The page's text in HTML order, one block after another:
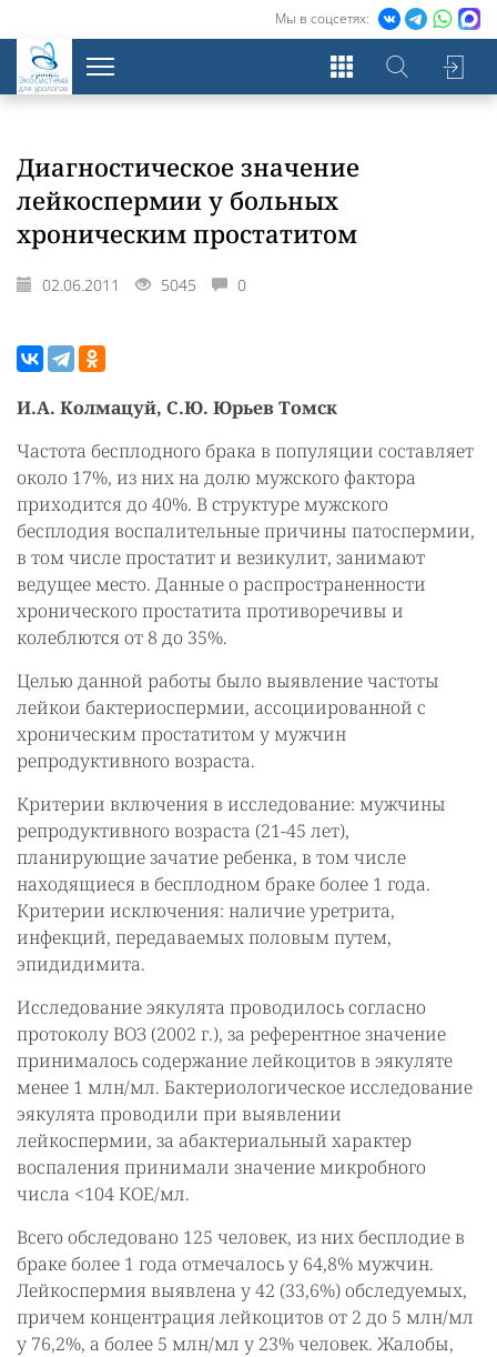
Мы в соцсетях:
Экосистема
для урологов
Диагностическое значение
лейкоспермии у больных
хроническим простатитом
02.06.2011 5045 0
И.А. Колмацуй, С.Ю. Юрьев Томск
Частота бесплодного брака в популяции составляет
около 17%, из них на долю мужского фактора
приходится до 40%. В структуре мужского
бесплодия воспалительные причины патоспермии,
в том числе простатит и везикулит, занимают
ведущее место. Данные о распространенности
хронического простатита противоречивы и
колеблются от 8 до 35%.
Целью данной работы было выявление частоты
лейкои бактериоспермии, ассоциированной с
хроническим простатитом у мужчин
репродуктивного возраста.
Критерии включения в исследование: мужчины
репродуктивного возраста (21-45 лет),
планирующие зачатие ребенка, в том числе
находящиеся в бесплодном браке более 1 года.
Критерии исключения: наличие уретрита,
инфекций, передаваемых половым путем,
эпидидимита.
Исследование эякулята проводилось согласно
протоколу ВОЗ (2002 г.), за референтное значение
принималось содержание лейкоцитов в эякуляте
менее 1 млн/мл. Бактериологическое исследование
эякулята проводили при выявлении
лейкоспермии, за абактериальный характер
воспаления принимали значение микробного
числа <104 КОЕ/мл.
Всего обследовано 125 человек, из них бесплодие в
браке более 1 года отмечалось у 64,8% мужчин.
Лейкоспермия выявлена у 42 (33,6%) обследуемых,
причем концентрация лейкоцитов от 2 до 5 млн/мл
у 76,2%, а более 5 млн/мл у 23% человек. Жалобы,